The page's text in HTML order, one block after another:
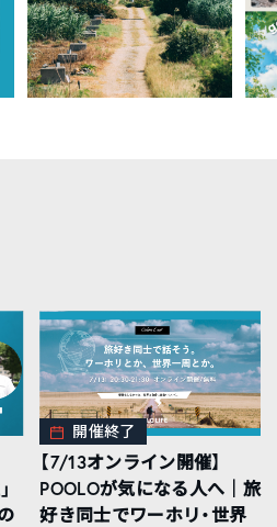
開催終了
【7/13オンライン開催】
POOLOが気になる人へ｜旅
好き同士でワーホリ・世界